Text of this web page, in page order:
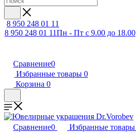
8 950 248 01 11
8 950 248 01 11Пн - Пт с 9.00 до 18.00
Сравнение0
Избранные товары 0
Корзина 0
Сравнение0 Избранные товары